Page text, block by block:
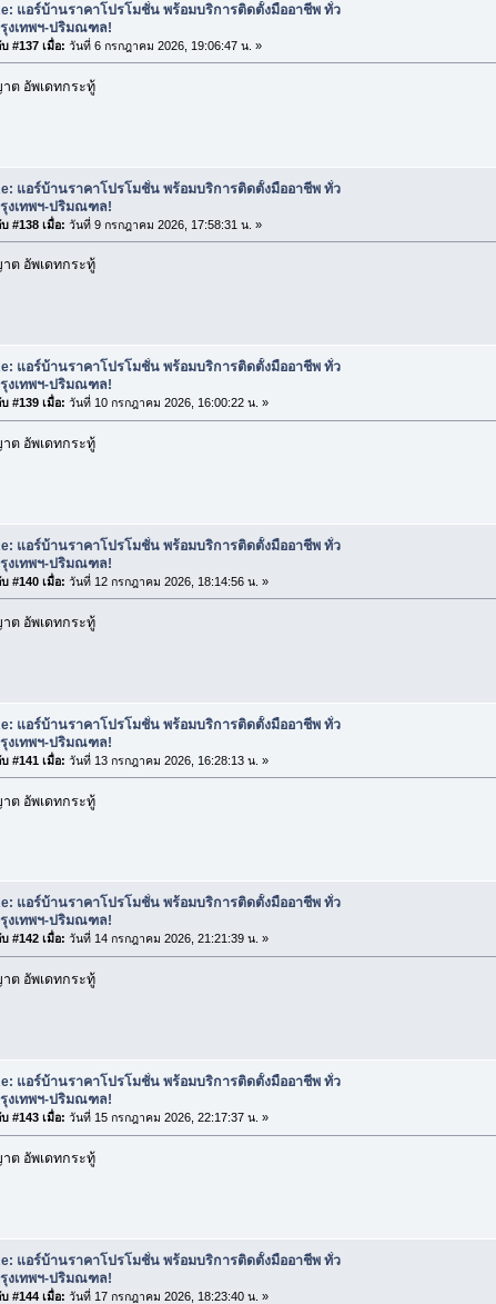
แอร์บ้านราคาโปรโมชั่น พร้อมบริการติดตั้งมืออาชีพ ทั่ว
งเทพฯ-ปริมณฑล!
#137 เมื่อ: วันที่ 6 กรกฎาคม 2026, 19:06:47 น. »
ต อัพเดทกระทู้
แอร์บ้านราคาโปรโมชั่น พร้อมบริการติดตั้งมืออาชีพ ทั่ว
งเทพฯ-ปริมณฑล!
#138 เมื่อ: วันที่ 9 กรกฎาคม 2026, 17:58:31 น. »
ต อัพเดทกระทู้
แอร์บ้านราคาโปรโมชั่น พร้อมบริการติดตั้งมืออาชีพ ทั่ว
งเทพฯ-ปริมณฑล!
#139 เมื่อ: วันที่ 10 กรกฎาคม 2026, 16:00:22 น. »
ต อัพเดทกระทู้
แอร์บ้านราคาโปรโมชั่น พร้อมบริการติดตั้งมืออาชีพ ทั่ว
งเทพฯ-ปริมณฑล!
#140 เมื่อ: วันที่ 12 กรกฎาคม 2026, 18:14:56 น. »
ต อัพเดทกระทู้
แอร์บ้านราคาโปรโมชั่น พร้อมบริการติดตั้งมืออาชีพ ทั่ว
งเทพฯ-ปริมณฑล!
#141 เมื่อ: วันที่ 13 กรกฎาคม 2026, 16:28:13 น. »
ต อัพเดทกระทู้
แอร์บ้านราคาโปรโมชั่น พร้อมบริการติดตั้งมืออาชีพ ทั่ว
งเทพฯ-ปริมณฑล!
#142 เมื่อ: วันที่ 14 กรกฎาคม 2026, 21:21:39 น. »
ต อัพเดทกระทู้
แอร์บ้านราคาโปรโมชั่น พร้อมบริการติดตั้งมืออาชีพ ทั่ว
งเทพฯ-ปริมณฑล!
#143 เมื่อ: วันที่ 15 กรกฎาคม 2026, 22:17:37 น. »
ต อัพเดทกระทู้
แอร์บ้านราคาโปรโมชั่น พร้อมบริการติดตั้งมืออาชีพ ทั่ว
งเทพฯ-ปริมณฑล!
#144 เมื่อ: วันที่ 17 กรกฎาคม 2026, 18:23:40 น. »